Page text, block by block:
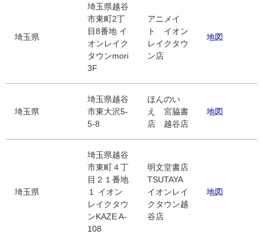
埼玉県
埼玉県越谷
市東町2丁
目8番地 イ
オンレイク
タウンmori
3F
アニメイ
ト イオン
レイクタウ
ン店
地図
埼玉県
埼玉県越谷
市東大沢5-
5-8
ほんのい
え 宮脇書
店 越谷店
地図
埼玉県
埼玉県越谷
市東町４丁
目２１番地
１ イオン
レイクタウ
ンKAZE A-
108
明文堂書店
TSUTAYA
イオンレイ
クタウン越
谷店
地図